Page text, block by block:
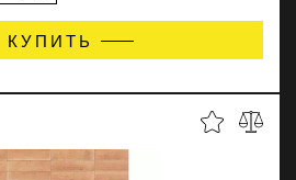
КУПИТЬ